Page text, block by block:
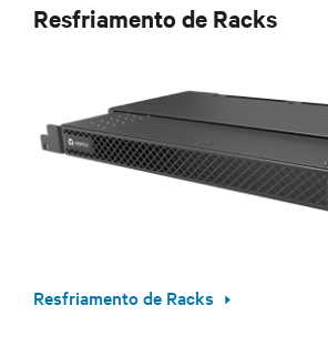
Resfriamento de Racks
Resfriamento de Racks